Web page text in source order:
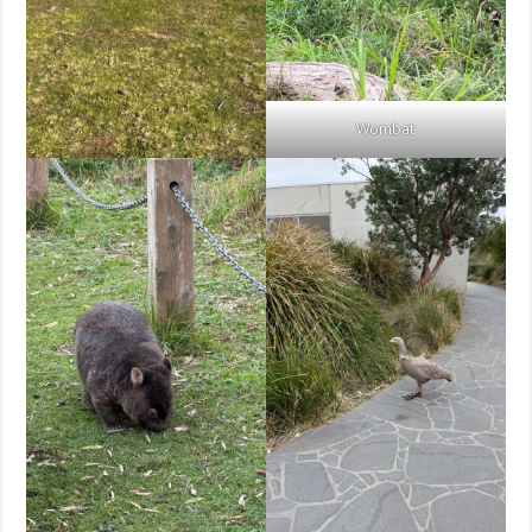
Wombat